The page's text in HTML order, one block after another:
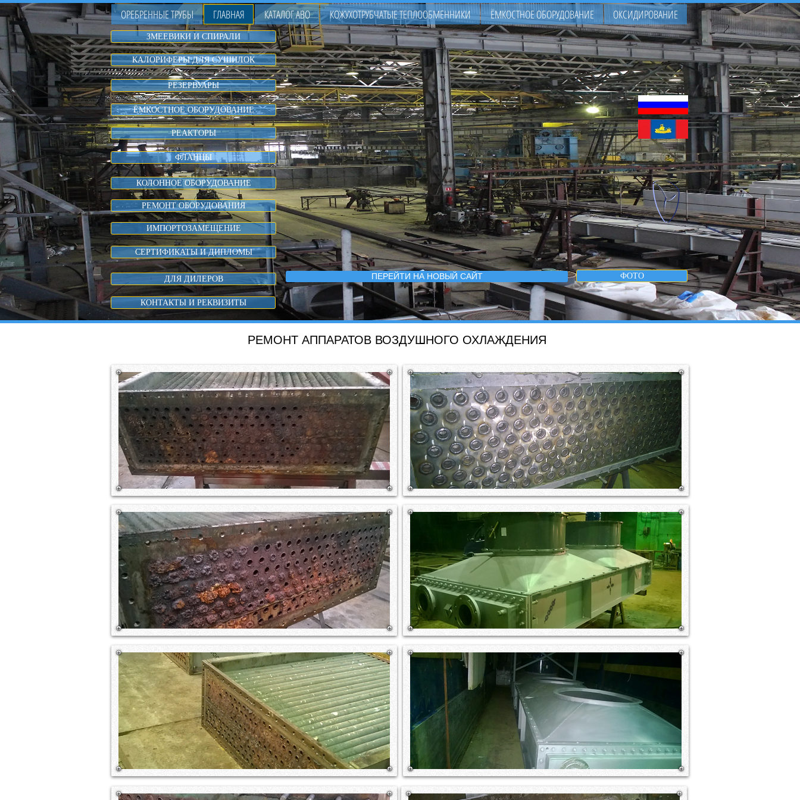
ОРЕБРЕННЫЕ ТРУБЫ ГЛАВНАЯ КАТАЛОГ АВО КОЖУХОТРУБЧАТЫЕ ТЕПЛООБМЕННИКИ ЁМКОСТНОЕ ОБОРУДОВАНИЕ ОКСИДИРОВАНИЕ
ЁМКОСТНОЕ ОБОРУДОВАНИЕ
КОЛОННОЕ ОБОРУДОВАНИЕ
РЕАКТОРЫ
РЕЗЕРВУАРЫ
ЗМЕЕВИКИ И СПИРАЛИ
КОНТАКТЫ И РЕКВИЗИТЫ
ФЛАНЦЫ
ДЛЯ ДИЛЕРОВ
РЕМОНТ ОБОРУДОВАНИЯ
ИМПОРТОЗАМЕЩЕНИЕ
СЕРТИФИКАТЫ И ДИПЛОМЫ
КАЛОРИФЕРЫ ДЛЯ СУШИЛОК
ФОТО
ПЕРЕЙТИ НА НОВЫЙ САЙТ
РЕМОНТ АППАРАТОВ ВОЗДУШНОГО ОХЛАЖДЕНИЯ